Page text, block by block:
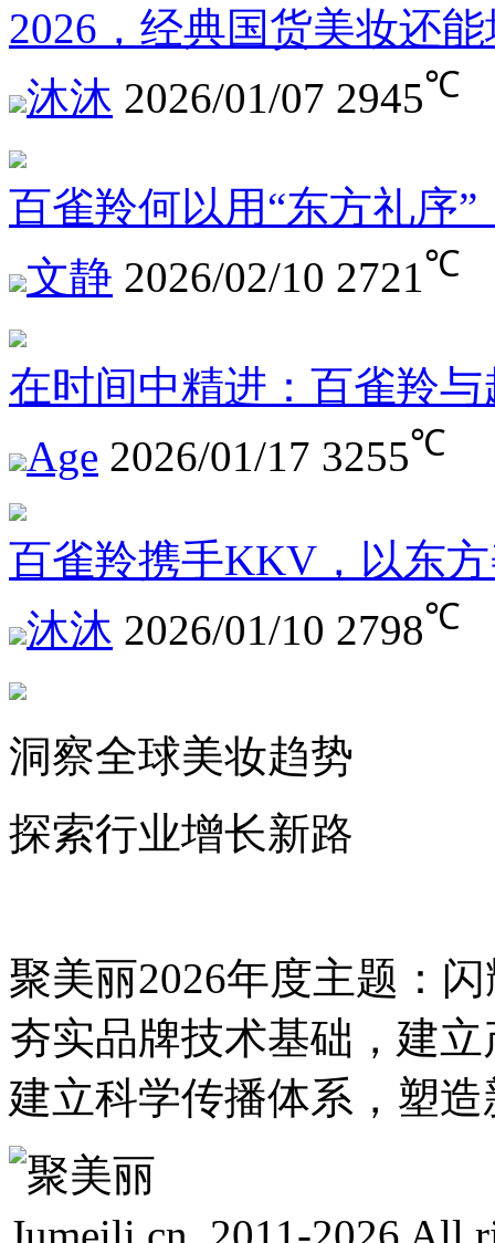
2026，经典国货美妆还
沐沐 2026/01/07 2945℃
百雀羚何以用“东方礼序
文静 2026/02/10 2721℃
在时间中精进：百雀羚
Age 2026/01/17 3255℃
百雀羚携手KKV，以东
沐沐 2026/01/10 2798℃
洞察全球美妆趋势
探索行业增长新路
聚美丽2026年度主题：
夯实品牌技术基础，建
建立科学传播体系，塑